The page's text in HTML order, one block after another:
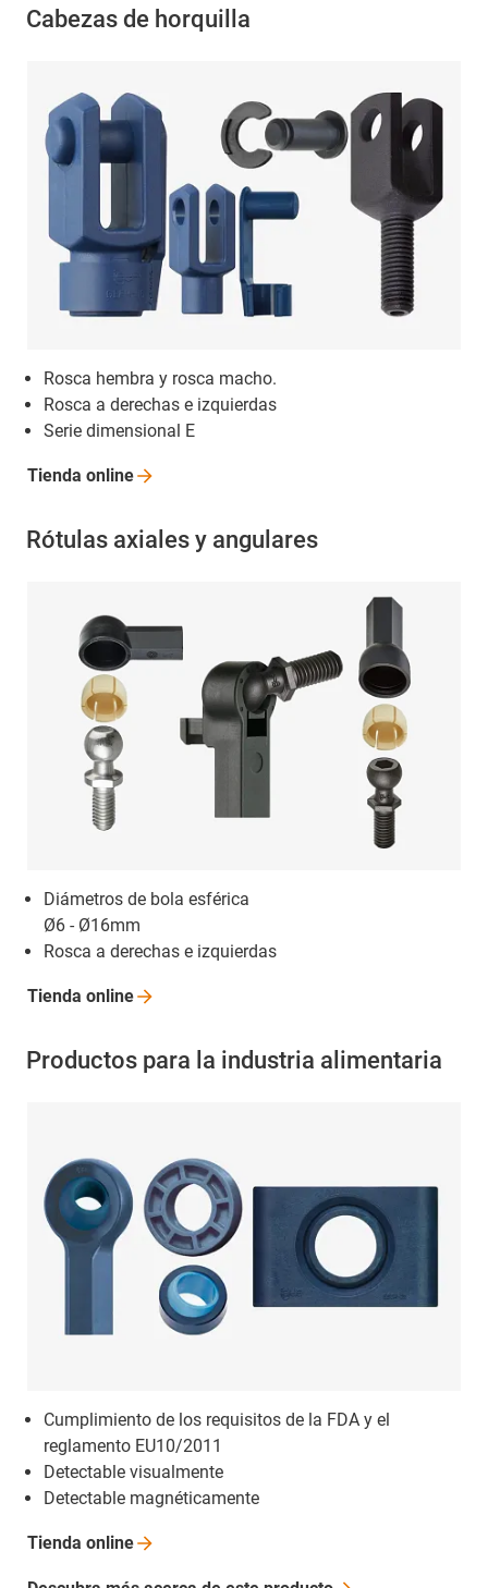
Cabezas de horquilla
Rosca hembra y rosca macho.
Rosca a derechas e izquierdas
Serie dimensional E
Tienda online
Rótulas axiales y angulares
Diámetros de bola esférica
Ø6 - Ø16mm
Rosca a derechas e izquierdas
Tienda online
Productos para la industria alimentaria
Cumplimiento de los requisitos de la FDA y el
reglamento EU10/2011
Detectable visualmente
Detectable magnéticamente
Tienda online